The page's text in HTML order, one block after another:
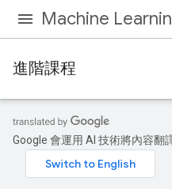
Machine
進階課程
Google 會運用 AI 技術將內容翻